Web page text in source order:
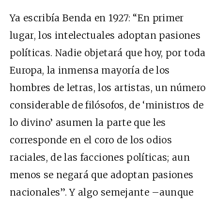
Ya escribía Benda en 1927: “En primer
lugar, los intelectuales adoptan pasiones
políticas. Nadie objetará que hoy, por toda
Europa, la inmensa mayoría de los
hombres de letras, los artistas, un número
considerable de filósofos, de ‘ministros de
lo divino’ asumen la parte que les
corresponde en el coro de los odios
raciales, de las facciones políticas; aun
menos se negará que adoptan pasiones
nacionales”. Y algo semejante –aunque